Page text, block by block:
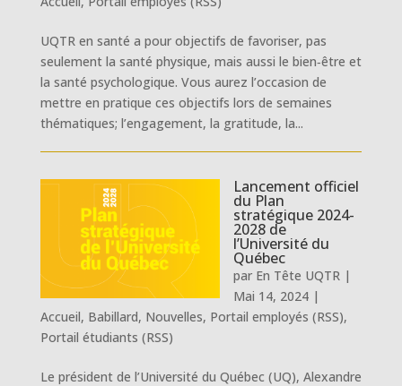
UQTR en santé a pour objectifs de favoriser, pas
seulement la santé physique, mais aussi le bien‑être et
la santé psychologique. Vous aurez l’occasion de
mettre en pratique ces objectifs lors de semaines
thématiques; l’engagement, la gratitude, la...
Lancement officiel
du Plan
stratégique 2024-
2028 de
l’Université du
Québec
par En Tête UQTR|
Mai 14, 2024|
Accueil, Babillard, Nouvelles, Portail employés (RSS),
Portail étudiants (RSS)
Le président de l’Université du Québec (UQ), Alexandre